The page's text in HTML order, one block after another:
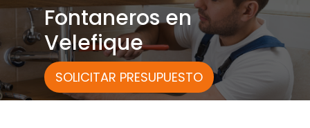
Fontaneros en
Velefique
SOLICITAR PRESUPUESTO